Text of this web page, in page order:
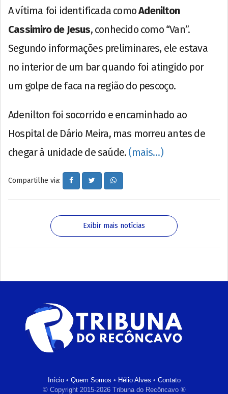
A vítima foi identificada comoAdenilton
Cassimiro de Jesus, conhecido como “Van”.
Segundo informações preliminares, ele estava
no interior de um bar quando foi atingido por
um golpe de faca na região do pescoço.
Adenilton foi socorrido e encaminhado ao
Hospital de Dário Meira, mas morreu antes de
chegar à unidade de saúde. (mais…)
Compartilhe via:
Exibir mais notícias
Início• Quem Somos • Hélio Alves • Contato
© Copyright 2015-2026 Tribuna do Recôncavo ®